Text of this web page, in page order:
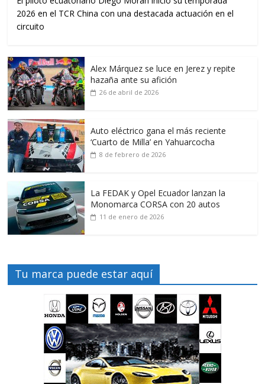
2026 en el TCR China con una destacada actuación en el
circuito
Alex Márquez se luce en Jerez y repite
hazaña ante su afición
26 de abril de 2026
Auto eléctrico gana el más reciente
‘Cuarto de Milla’ en Yahuarcocha
8 de febrero de 2026
La FEDAK y Opel Ecuador lanzan la
Monomarca CORSA con 20 autos
11 de enero de 2026
Tu marca puede estar aquí